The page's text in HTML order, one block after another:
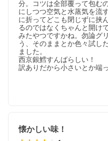
分。コツは全部覆って包む
にしつつ空気と水蒸気を流
に折ってどこも閉じずに挟
るのではなくちゃんと開け
みたやつですかね。勿論グ
う、そのままとか色々試し
ました。
西京銀鱈すんばらしい！
訳ありだから小さいとか端
懐かしい味！